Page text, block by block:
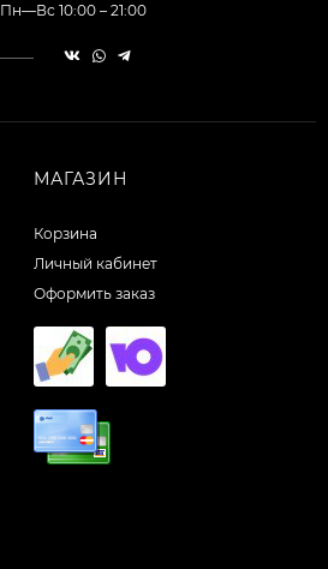
Пн—Вс 10:00 – 21:00
МАГАЗИН
Корзина
Личный кабинет
Оформить заказ